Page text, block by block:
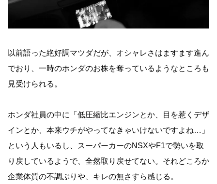
以前語った絶好調マツダだが、オシャレさはますます進ん
でおり、一時のホンダのお株を奪っているようなところも
見受けられる。
ホンダ社員の中に「低圧縮比エンジンとか、目を惹くデザ
インとか、本来ウチがやってなきゃいけないですよね…」
という人もいるし、スーパーカーのNSXやF1で勢いを取
り戻しているようで、全然取り戻せてない。それどころか
企業体質の不調ぶりや、キレの無さすら感じる。